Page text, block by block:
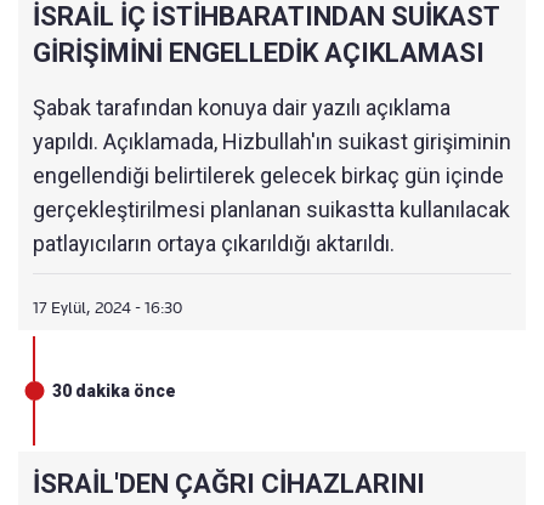
İSRAİL İÇ İSTİHBARATINDAN SUİKAST
GİRİŞİMİNİ ENGELLEDİK AÇIKLAMASI
Şabak tarafından konuya dair yazılı açıklama
yapıldı. Açıklamada, Hizbullah'ın suikast girişiminin
engellendiği belirtilerek gelecek birkaç gün içinde
gerçekleştirilmesi planlanan suikastta kullanılacak
patlayıcıların ortaya çıkarıldığı aktarıldı.
17 Eylül, 2024 - 16:30
30 dakika önce
İSRAİL'DEN ÇAĞRI CİHAZLARINI